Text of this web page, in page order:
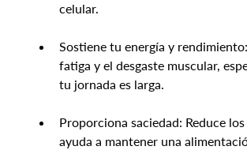
celular.
Sostiene tu energía y
fatiga y el desgaste muscular,
tu jornada es larga.
Proporciona saciedad: Reduce
ayuda a mantener una